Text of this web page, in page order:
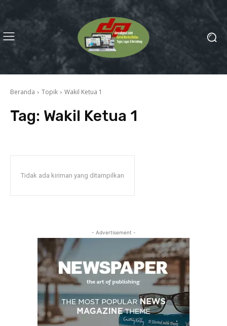
Beranda Topik Wakil Ketua 1
Tag: Wakil Ketua 1
Tidak ada kiriman yang ditampilkan
- Advertisement -